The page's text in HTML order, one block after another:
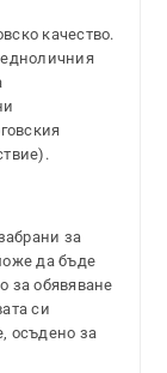
качество.
едноличния
за
да бъде
за обявяване
си
осъдено за